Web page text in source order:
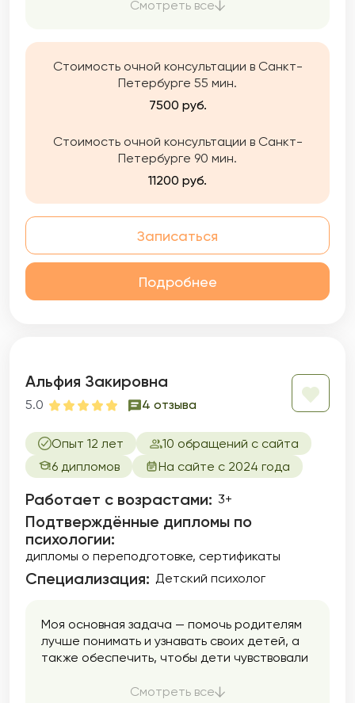
будем искать решение Ваших вопросов.
Смотреть все
Стоимость очной консультации в Санкт-
Петербурге 55 мин.
7500 руб.
Стоимость очной консультации в Санкт-
Петербурге 90 мин.
11200 руб.
Записаться
Подробнее
Альфия Закировна
5.0 4 отзыва
Опыт 12 лет
10 обращений с сайта
6 дипломов
На сайте с 2024 года
Работает с возрастами: 3+
Подтверждённые дипломы по
психологии:
дипломы о переподготовке сертификаты
Специализация: Детский психолог
Моя основная задача — помочь родителям
лучше понимать и узнавать своих детей, а
также обеспечить, чтобы дети чувствовали
Смотреть все